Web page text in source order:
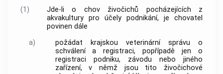
(1)
Jde-li o chov živočichů pocházejících z
akvakultury pro účely podnikání, je chovatel
povinen dále
a)
požádat krajskou veterinární správu o
schválení a registraci, popřípadě jen o
registraci podniku, závodu nebo jiného
zařízení, v němž jsou tito živočichové